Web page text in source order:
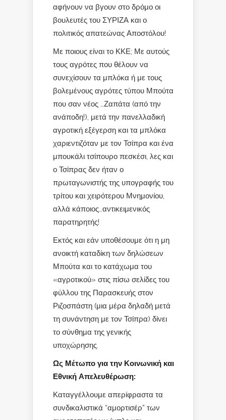
αφήνουν να βγουν στο δρόμο οι
βουλευτές του ΣΥΡΙΖΑ και ο
πολιτικός απατεώνας Αποστόλου!
Με ποιους είναι το ΚΚΕ; Με αυτούς
τους αγρότες που θέλουν να
συνεχίσουν τα μπλόκα ή με τους
βολεμένους αγρότες τύπου Μπούτα
που σαν νέος …Ζαπάτα (από την
ανάποδη!), μετά την πανελλαδική
αγροτική εξέγερση και τα μπλόκα
χαριεντιζόταν με τον Τσίπρα και ένα
μπουκάλι τσίπουρο πεσκέσι, λες και
ο Τσίπρας δεν ήταν ο
πρωταγωνιστής της υπογραφής του
τρίτου και χειρότερου Μνημονίου,
αλλά κάποιος…αντικειμενικός
παρατηρητής!
Εκτός και εάν υποθέσουμε ότι η μη
ανοικτή καταδίκη των δηλώσεων
Μπούτα και το κατάχωμα του
«αγροτικού» στις πίσω σελίδες του
φύλλου της Παρασκευής στον
Ριζοσπάστη (μια μέρα δηλαδή μετά
τη συνάντηση με τον Τσίπρα) δίνει
το σύνθημα της γενικής
υποχώρησης.
Ως Μέτωπο για την Κοινωνική και
Εθνική Απελευθέρωση:
Καταγγέλλουμε απερίφραστα τα
συνδικαλιστικά “αμορτισέρ” των